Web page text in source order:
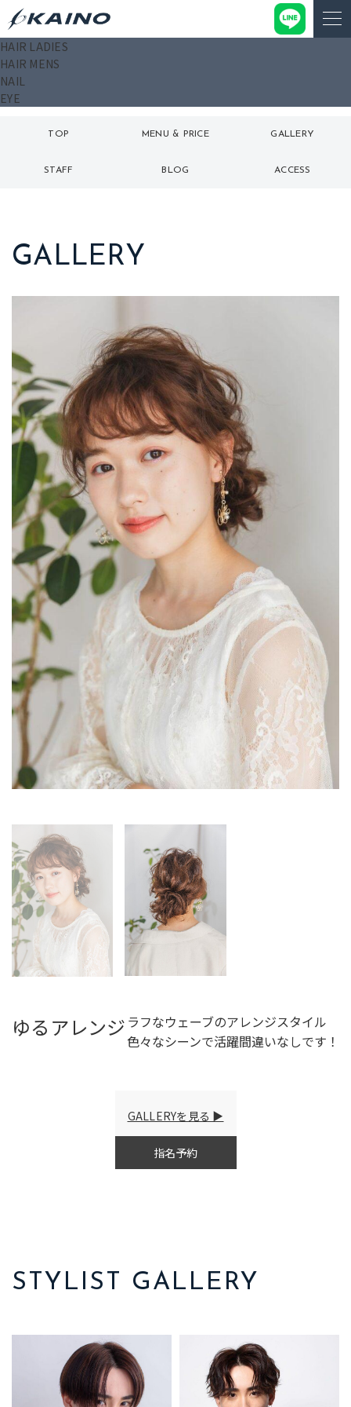
HAIR LADIES
HAIR MENS
NAIL
EYE
TOP
トップ
MENU & PRICE
メニュー
GALLERY
ギャラリー
STAFF BLOG ACCESS
GALLERY
ゆるアレンジ ラフなウェーブのアレンジスタイル
色々なシーンで活躍間違いなしです！
GALLERYを見る
指名予約
STYLIST GALLERY